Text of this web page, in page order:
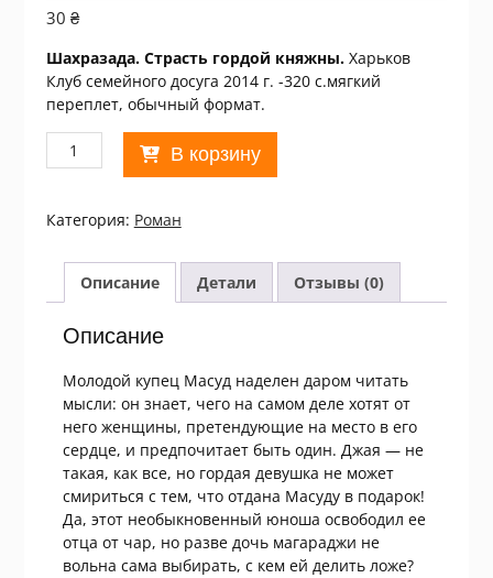
30 ₴
Шахразада. Страсть гордой княжны.Харьков
Клуб семейного досуга 2014 г. -320 с.мягкий
переплет, обычный формат.
Количество
товара
гордой
княжны
В корзину
Категория: Роман
Описание Детали Отзывы (0)
Описание
Молодой купец Масуд наделен даром читать
мысли: он знает, чего на самом деле хотят от
него женщины, претендующие на место в его
сердце, и предпочитает быть один. Джая — не
такая, как все, но гордая девушка не может
смириться с тем, что отдана Масуду в подарок!
Да, этот необыкновенный юноша освободил ее
отца от чар, но разве дочь магараджи не
вольна сама выбирать, с кем ей делить ложе?